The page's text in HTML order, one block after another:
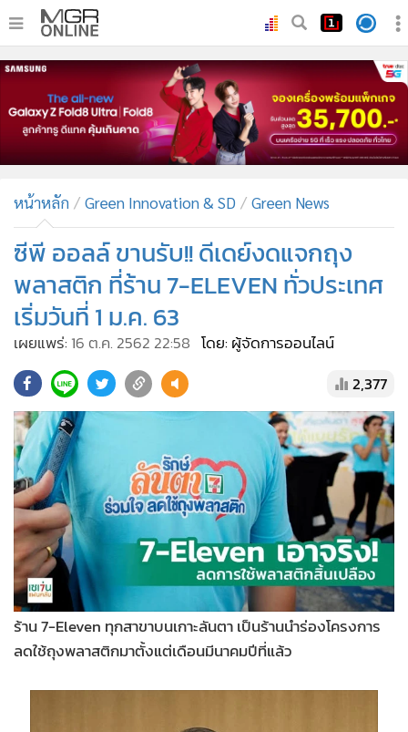
• หน้าหลัก
ทันเหตุการณ์
ภาคใต้
• ภูมิภาค
• บันเทิง
ผู้จัดการรายวัน
• คอลัมนิสต์
• ละคร
• CbizReview
• Cyber BIZ
• ผู้จัดกวน
• Good health & Well-being
• Green Innovation & SD
• Management & HR
• MGR Live
• Infographic
• การเมือง
• ท่องเที่ยว
• กีฬา
• ต่างประเทศ
• Special Scoop
เศรษฐกิจ-ธุรกิจ
หน้าหลัก Green Innovation & SD Green News
ซีพี ออลล์ ขานรับ!! ดีเดย์งดแจกถุง
พลาสติก ที่ร้าน 7-ELEVEN ทั่วประเทศ
เริ่มวันที่ 1 ม.ค. 63
เผยแพร่: 16 ต.ค. 2562 22:58 โดย: ผู้จัดการออนไลน์
2,377
ร้าน 7-Eleven ทุกสาขาบนเกาะลันตา เป็นร้านนำร่องโครงการ
ลดใช้ถุงพลาสติกมาตั้งแต่เดือนมีนาคมปีที่แล้ว